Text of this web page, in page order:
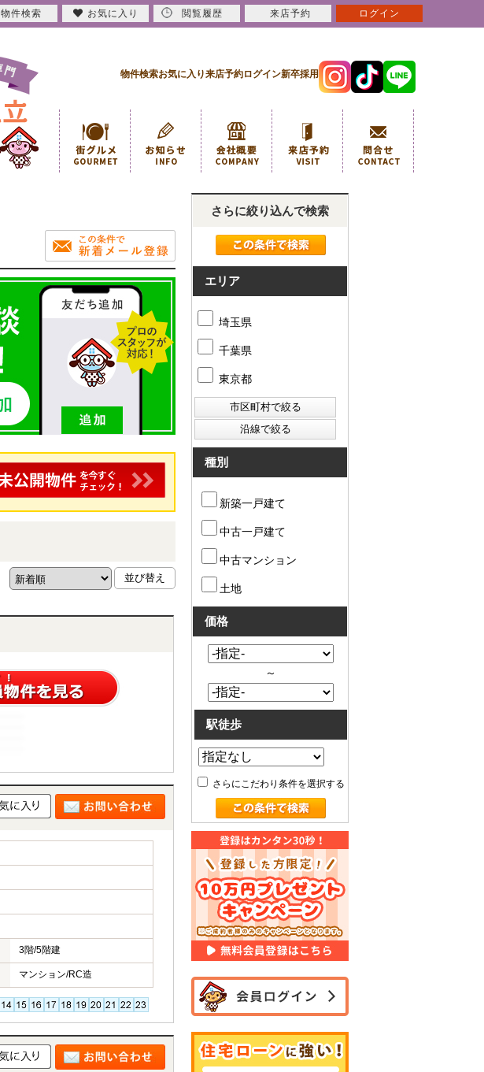
物件検索お気に入り来店予約ログイン新卒採用
3階/5階建
マンション/RC造
さらに絞り込んで検索
エリア
埼玉県
千葉県
東京都
種別
新築一戸建て
中古一戸建て
中古マンション
土地
価格
～
駅徒歩
さらにこだわり条件を選択する
物件検索 お気に入り 閲覧履歴 来店予約 ログイン